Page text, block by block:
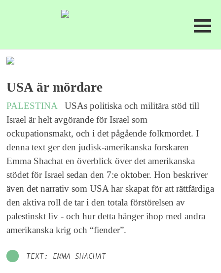
USA är mördare
PALESTINA
USAs politiska och militära stöd till
Israel är helt avgörande för Israel som
ockupationsmakt, och i det pågående folkmordet. I
denna text ger den judisk-amerikanska forskaren
Emma Shachat en överblick över det amerikanska
stödet för Israel sedan den 7:e oktober. Hon beskriver
även det narrativ som USA har skapat för att rättfärdiga
den aktiva roll de tar i den totala förstörelsen av
palestinskt liv - och hur detta hänger ihop med andra
amerikanska krig och “fiender”.
TEXT: EMMA SHACHAT